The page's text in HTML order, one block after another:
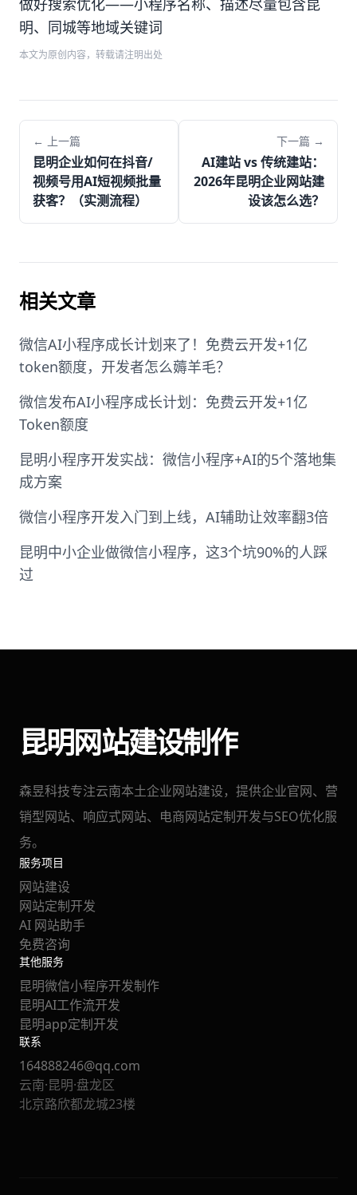
做好搜索优化——小程序名称、描述尽量包含昆
明、同城等地域关键词
本文为原创内容，转载请注明出处
← 上一篇
昆明企业如何在抖音/
视频号用AI短视频批量
获客？（实测流程）
下一篇 →
AI建站 vs 传统建站：
2026年昆明企业网站建
设该怎么选？
相关文章
微信AI小程序成长计划来了！免费云开发+1亿
token额度，开发者怎么薅羊毛？
微信发布AI小程序成长计划：免费云开发+1亿
Token额度
昆明小程序开发实战：微信小程序+AI的5个落地集
成方案
微信小程序开发入门到上线，AI辅助让效率翻3倍
昆明中小企业做微信小程序，这3个坑90%的人踩
过
昆明网站建设制作
森昱科技专注云南本土企业网站建设，提供企业官网、营
销型网站、响应式网站、电商网站定制开发与SEO优化服
务。
服务项目
网站建设
网站定制开发
AI 网站助手
免费咨询
其他服务
昆明微信小程序开发制作
昆明AI工作流开发
昆明app定制开发
联系
164888246@qq.com
云南·昆明·盘龙区
北京路欣都龙城23楼